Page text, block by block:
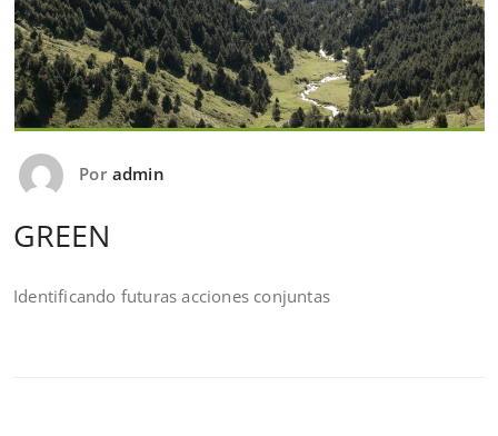
Por admin
GREEN
Identificando futuras acciones conjuntas